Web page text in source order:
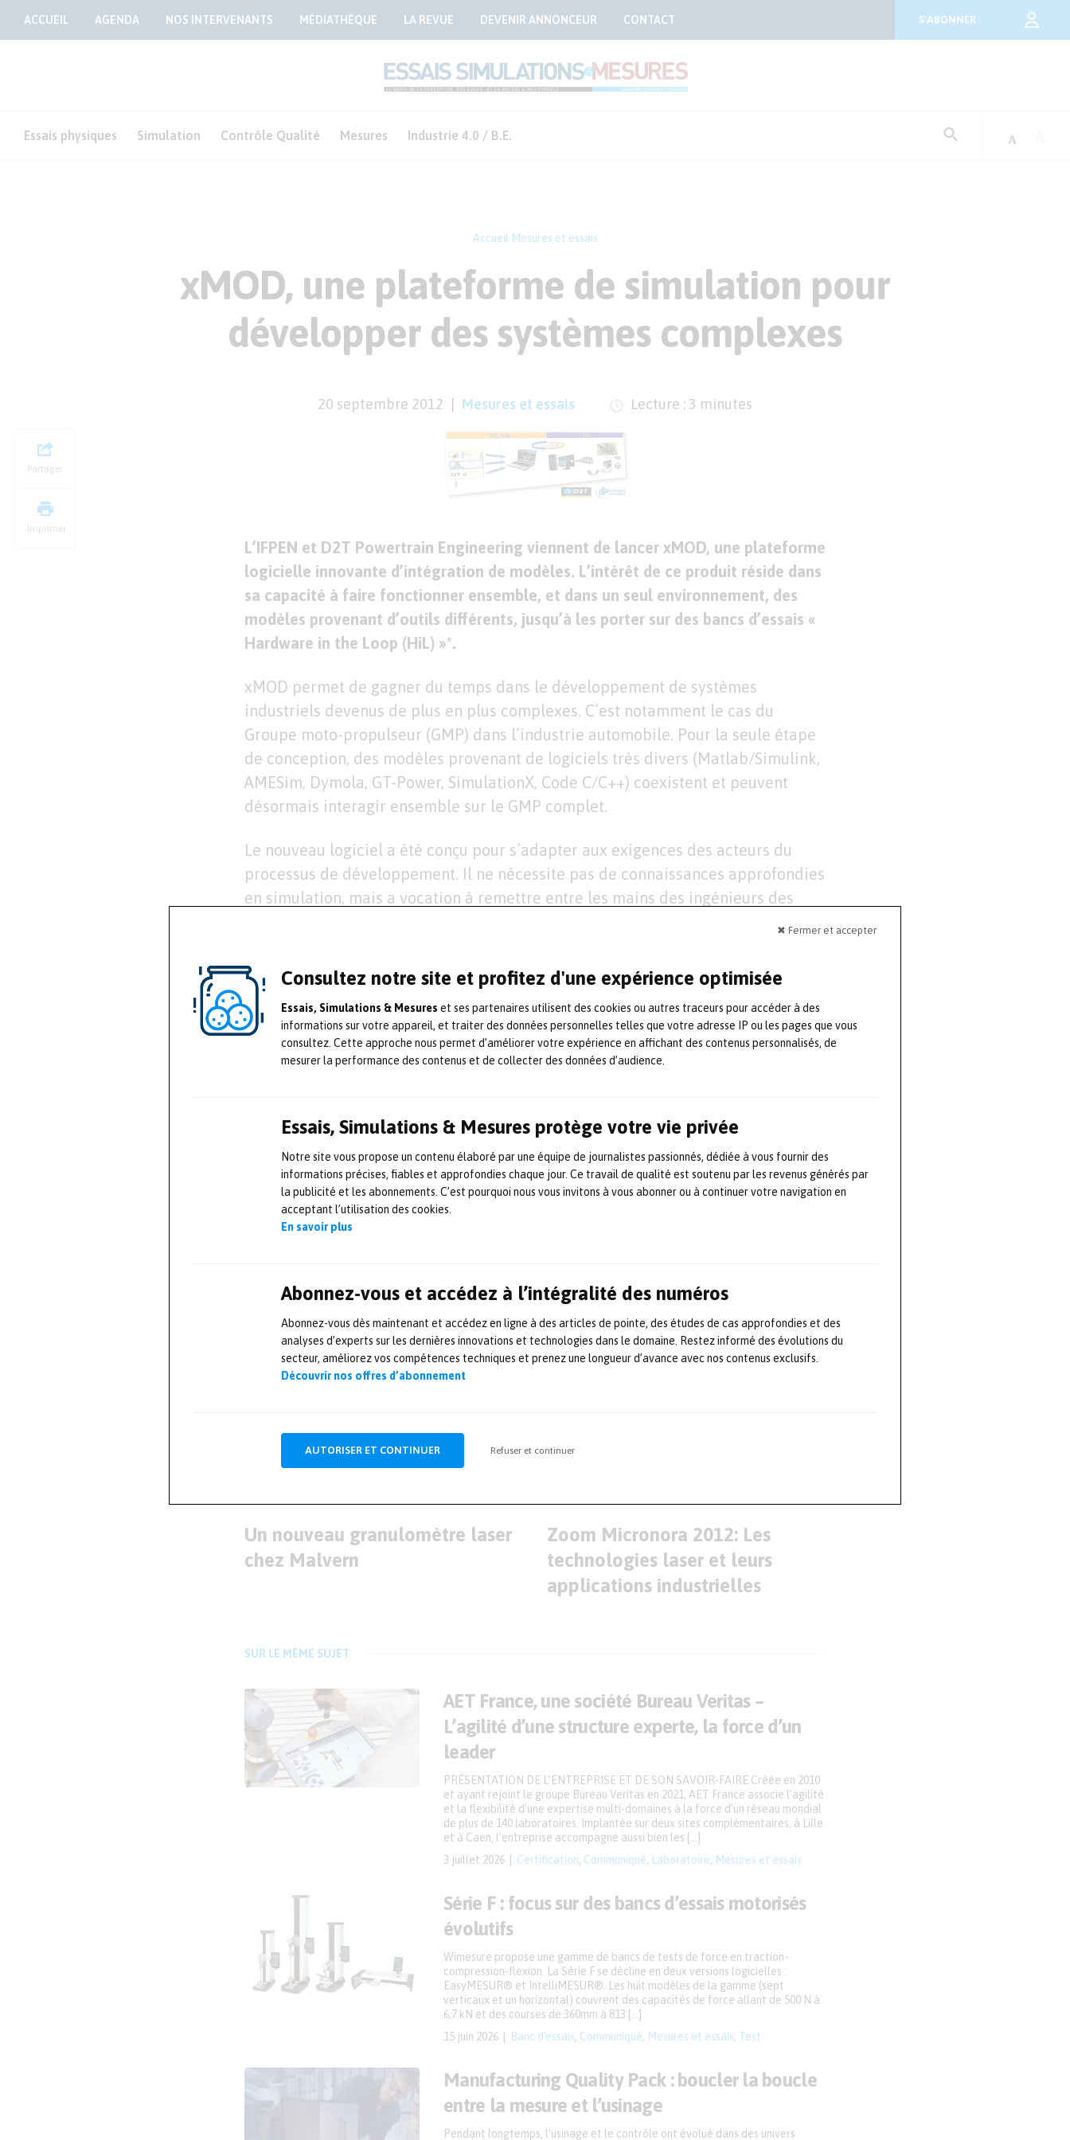
✖ Fermer et accepter
Consultez notre site et profitez d'une expérience optimisée
Essais, Simulations & Mesures et ses partenaires utilisent des cookies ou autres traceurs pour accéder à des
informations sur votre appareil, et traiter des données personnelles telles que votre adresse IP ou les pages que vous
consultez. Cette approche nous permet d’améliorer votre expérience en affichant des contenus personnalisés, de
mesurer la performance des contenus et de collecter des données d’audience.
Essais, Simulations & Mesures protège votre vie privée
Notre site vous propose un contenu élaboré par une équipe de journalistes passionnés, dédiée à vous fournir des
informations précises, fiables et approfondies chaque jour. Ce travail de qualité est soutenu par les revenus générés par
la publicité et les abonnements. C’est pourquoi nous vous invitons à vous abonner ou à continuer votre navigation en
acceptant l’utilisation des cookies.
En savoir plus
Abonnez-vous et accédez à l’intégralité des numéros
Abonnez-vous dès maintenant et accédez en ligne à des articles de pointe, des études de cas approfondies et des
analyses d’experts sur les dernières innovations et technologies dans le domaine. Restez informé des évolutions du
secteur, améliorez vos compétences techniques et prenez une longueur d’avance avec nos contenus exclusifs.
Découvrir nos offres d’abonnement
AUTORISER ET CONTINUER Refuser et continuer
ACCUEIL AGENDA NOS INTERVENANTS MÉDIATHÈQUE LA REVUE DEVENIR ANNONCEUR CONTACT S'ABONNER
Essais physiques Simulation Contrôle Qualité Mesures Industrie 4.0 / B.E.
Accueil Mesures et essais
xMOD, une plateforme de simulation pour
développer des systèmes complexes
20 septembre 2012 Mesures et essais Lecture : 3 minutes
Partager
Imprimer
L’IFPEN et D2T Powertrain Engineering viennent de lancer xMOD, une plateforme
logicielle innovante d’intégration de modèles. L’intérêt de ce produit réside dans
sa capacité à faire fonctionner ensemble, et dans un seul environnement, des
modèles provenant d’outils différents, jusqu’à les porter sur des bancs d’essais «
Hardware in the Loop (HiL) »*.
xMOD permet de gagner du temps dans le développement de systèmes
industriels devenus de plus en plus complexes. C’est notamment le cas du
Groupe moto-propulseur (GMP) dans l’industrie automobile. Pour la seule étape
de conception, des modèles provenant de logiciels très divers (Matlab/Simulink,
AMESim, Dymola, GT-Power, SimulationX, Code C/C++) coexistent et peuvent
désormais interagir ensemble sur le GMP complet.
Le nouveau logiciel a été conçu pour s’adapter aux exigences des acteurs du
processus de développement. Il ne nécessite pas de connaissances approfondies
en simulation, mais a vocation à remettre entre les mains des ingénieurs des
De plus, xMOD peut être utilisé sur des bancs de validation HiL pour
calculateurs moteur, voire même pour certains éléments, sur des bancs d’essais
moteur ou GMP. Ainsi, de la conception jusqu’à la validation, l’environnement de
travail est unifié.
Renault. La plateforme a par ailleurs été utilisée dans le cadre de nombreux
projets dans lesquels IFPEN est engagé : développement du lab-car FlexHybrid
et de la plateforme d’essais hybride HyHiL, projets du fonds démonstrateur
Ademe Velroue, Melodys, Hybrelec, VME et EILisup, projets européens ITEA2,
Modelisar et OpenProd.
environnement virtuel simulé comme un véhicule complet
Source :https://ifpenergiesnouvelles.fr/
Un nouveau granulomètre laser
chez Malvern
Zoom Micronora 2012: Les
technologies laser et leurs
applications industrielles
SUR LE MÊME SUJET
AET France, une société Bureau Veritas –
L’agilité d’une structure experte, la force d’un
leader
3 juillet 2026 Certification Communiqué Laboratoire Mesures et essais
PRÉSENTATION DE L’ENTREPRISE ET DE SON SAVOIR-FAIRE Créée en 2010
et ayant rejoint le groupe Bureau Veritas en 2021, AET France associe l’agilité
et la flexibilité d’une expertise multi-domaines à la force d’un réseau mondial
de plus de 140 laboratoires. Implantée sur deux sites complémentaires, à Lille
et à Caen, l’entreprise accompagne aussi bien les […]
Série F : focus sur des bancs d’essais motorisés
évolutifs
15 juin 2026 Banc d'essais Communiqué Mesures et essais Test
Wimesure propose une gamme de bancs de tests de force en traction-
compression-flexion. La Série F se décline en deux versions logicielles :
EasyMESUR® et IntelliMESUR®. Les huit modèles de la gamme (sept
verticaux et un horizontal) couvrent des capacités de force allant de 500 N à
6,7 kN et des courses de 360mm à 813 […]
Manufacturing Quality Pack : boucler la boucle
entre la mesure et l’usinage
Pendant longtemps, l’usinage et le contrôle ont évolué dans des univers